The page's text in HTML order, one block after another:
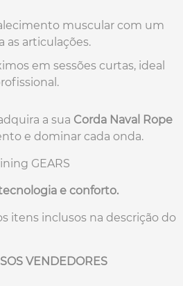
muscular com um
as articulações.
em sessões curtas, ideal
a sua Corda Naval Rope
e dominar cada onda.
GEARS
e conforto.
itens inclusos na descrição do
VENDEDORES